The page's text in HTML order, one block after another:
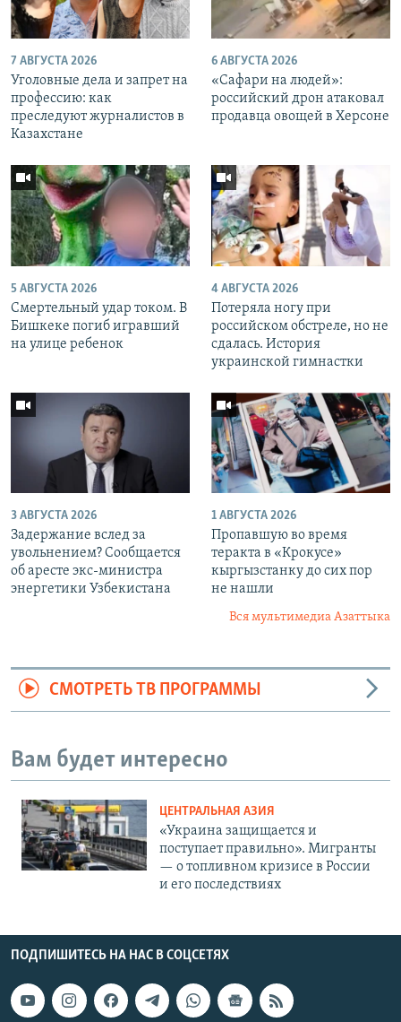
7 АВГУСТА 2026
Уголовные дела и запрет на
профессию: как
преследуют журналистов в
Казахстане
6 АВГУСТА 2026
«Cафари на людей»:
российский дрон атаковал
продавца овощей в Херсоне
5 АВГУСТА 2026
Смертельный удар током. В
Бишкеке погиб игравший
на улице ребенок
4 АВГУСТА 2026
Потеряла ногу при
российском обстреле, но не
сдалась. История
украинской гимнастки
3 АВГУСТА 2026
Задержание вслед за
увольнением? Сообщается
об аресте экс-министра
энергетики Узбекистана
1 АВГУСТА 2026
Пропавшую во время
теракта в «Крокусе»
кыргызстанку до сих пор
не нашли
Вся мультимедиа Азаттыка
СМОТРЕТЬ ТВ ПРОГРАММЫ
Вам будет интересно
ЦЕНТРАЛЬНАЯ АЗИЯ
«Украина защищается и
поступает правильно». Мигранты
— о топливном кризисе в России
и его последствиях
ПОДПИШИТЕСЬ НА НАС В СОЦСЕТЯХ